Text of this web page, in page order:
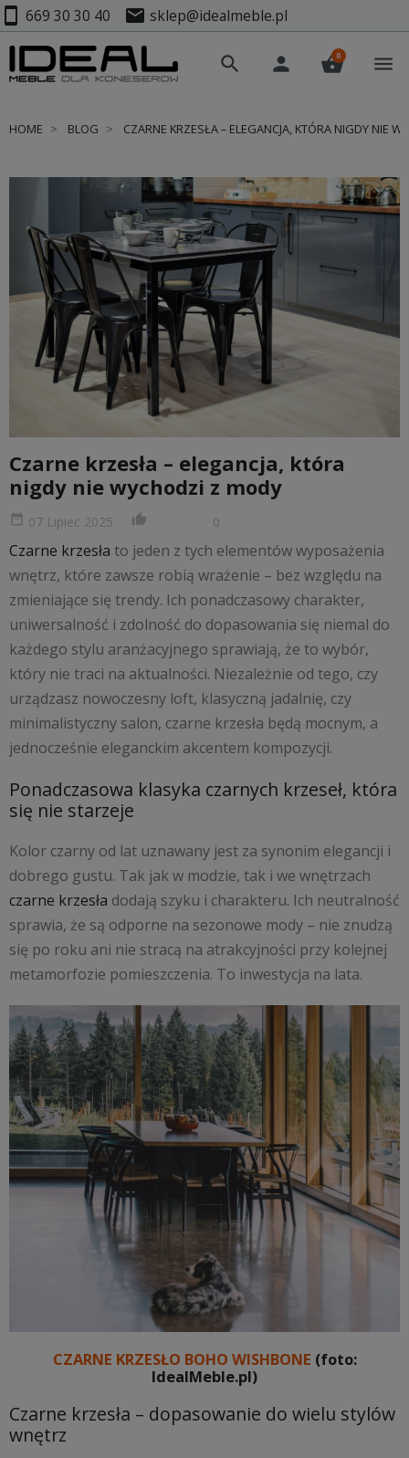
smartphone 669 30 30 40 mail sklep@idealmeble.pl
search person shopping_basket
0 menu
HOME BLOG CZARNE KRZESŁA – ELEGANCJA, KTÓRA NIGDY NIE
Czarne krzesła – elegancja, która
nigdy nie wychodzi z mody
date_range 07 Lipiec 2025 thumb_up_alt 0
Czarne krzesła to jeden z tych elementów wyposażenia
wnętrz, które zawsze robią wrażenie – bez względu na
zmieniające się trendy. Ich ponadczasowy charakter,
uniwersalność i zdolność do dopasowania się niemal do
każdego stylu aranżacyjnego sprawiają, że to wybór,
który nie traci na aktualności. Niezależnie od tego, czy
urządzasz nowoczesny loft, klasyczną jadalnię, czy
minimalistyczny salon, czarne krzesła będą mocnym, a
jednocześnie eleganckim akcentem kompozycji.
Ponadczasowa klasyka czarnych krzeseł, która
się nie starzeje
Kolor czarny od lat uznawany jest za synonim elegancji i
dobrego gustu. Tak jak w modzie, tak i we wnętrzach
czarne krzesła dodają szyku i charakteru. Ich neutralność
sprawia, że są odporne na sezonowe mody – nie znudzą
się po roku ani nie stracą na atrakcyjności przy kolejnej
metamorfozie pomieszczenia. To inwestycja na lata.
CZARNE KRZESŁO BOHO WISHBONE (foto:
IdealMeble.pl)
Czarne krzesła – dopasowanie do wielu stylów
wnętrz